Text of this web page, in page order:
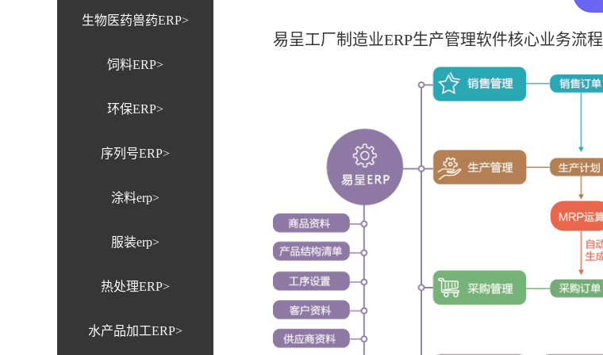
生物医药兽药ERP>
饲料ERP>
环保ERP>
序列号ERP>
涂料erp>
服装erp>
热处理ERP>
水产品加工ERP>
易呈工厂制造业ERP生产管理软件核心业务流程